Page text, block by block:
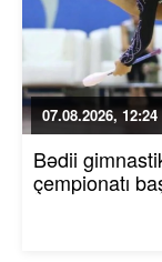
07.08.2026, 12:24
Bədii
çempionatı